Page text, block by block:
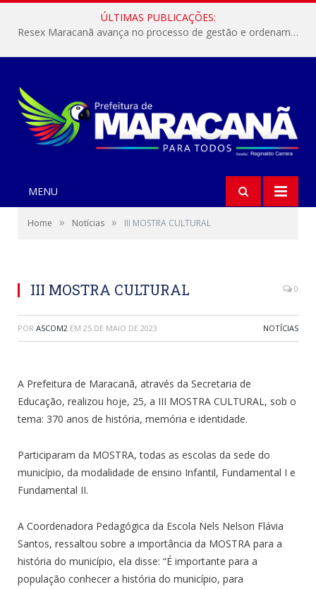
ÚLTIMAS PUBLICAÇÕES:
Resex Maracanã avança no processo de gestão e ordenamento do turismo em nossas áreas protegidas.
MENU
Home » Notícias » III MOSTRA CULTURAL
III MOSTRA CULTURAL 0
POR ASCOM2 EM 25 DE MAIO DE 2023 NOTÍCIAS
A Prefeitura de Maracanã, através da Secretaria de
Educação, realizou hoje, 25, a III MOSTRA CULTURAL, sob o
tema: 370 anos de história, memória e identidade.
Participaram da MOSTRA, todas as escolas da sede do
município, da modalidade de ensino Infantil, Fundamental I e
Fundamental II.
A Coordenadora Pedagógica da Escola Nels Nelson Flávia
Santos, ressaltou sobre a importância da MOSTRA para a
história do município, ela disse: “É importante para a
população conhecer a história do município, para